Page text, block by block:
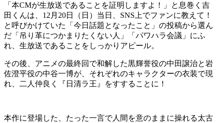
「本CMが生放送であることを証明しますよ！」と息巻く吉
田くんは、12月20日（日）当日、SNS上でファンに教えて！
と呼びかけていた「今日話題となったこと」の投稿から選ん
だ「吊り革につかまりたくない人」「パワハラ会議」にふ
れ、生放送であることをしっかりアピール。
その後、アニメの最終回で和解した黒輝誉役の中田譲治と岩
佐澄平役の中谷一博が、それぞれのキャラクターの衣装で現
れ、二人仲良く『日清ラ王』をすすることに！
本作に登場した、たった一言で人間を意のままに操れる太古